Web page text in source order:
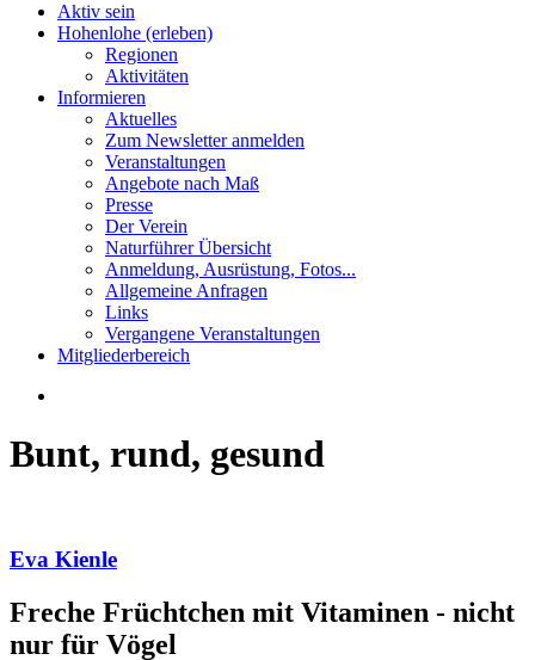
Aktiv sein
Hohenlohe (erleben)
Regionen
Aktivitäten
Informieren
Aktuelles
Zum Newsletter anmelden
Veranstaltungen
Angebote nach Maß
Presse
Der Verein
Naturführer Übersicht
Anmeldung, Ausrüstung, Fotos...
Allgemeine Anfragen
Links
Vergangene Veranstaltungen
Mitgliederbereich
Bunt, rund, gesund
Eva Kienle
Freche Früchtchen mit Vitaminen - nicht
nur für Vögel